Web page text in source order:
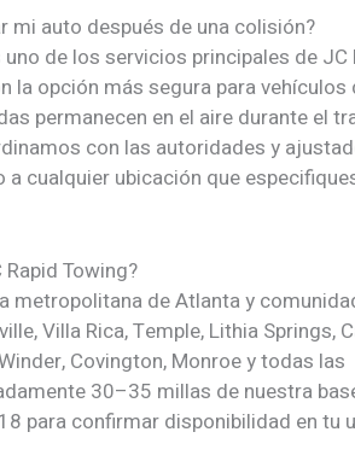
mi auto después de una colisión?
de los servicios principales de JC
la opción más segura para vehículos
permanecen en el aire durante el
con las autoridades y
cualquier ubicación que
Towing?
metropolitana de Atlanta y
Villa Rica, Temple, Lithia Springs,
Covington, Monroe y todas las
30–35 millas de nuestra
para confirmar disponibilidad en tu